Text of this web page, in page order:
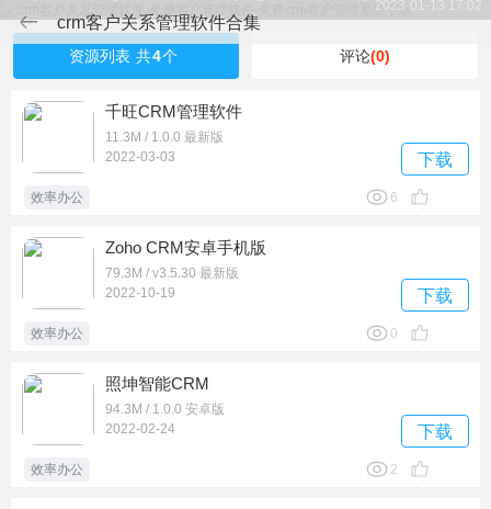
crm客户关系管理软件合集
要的用户可以来j9p下载哦。
2023-01-13 17:02
资源列表 共4个 评论(0)
千旺CRM管理软件
11.3M / 1.0.0 最新版
2022-03-03
下载
效率办公 6
Zoho CRM安卓手机版
79.3M / v3.5.30 最新版
2022-10-19
下载
效率办公 0
照坤智能CRM
94.3M / 1.0.0 安卓版
2022-02-24
下载
效率办公 2